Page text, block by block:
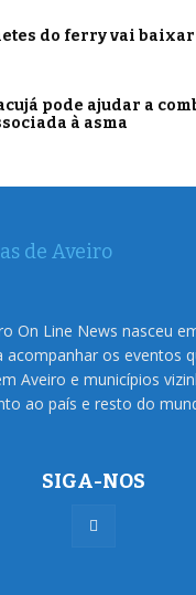
do ferry vai baixar
pode ajudar a
à asma
On Line News nasceu
acompanhar os eventos
Aveiro e municípios
ao país e resto do
SIGA-NOS